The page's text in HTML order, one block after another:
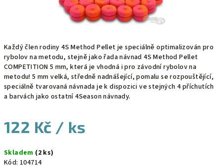
Každý člen rodiny 4S Method Pellet je speciálně optimalizován pro
rybolov na metodu, stejně jako řada návnad 4S Method Pellet
COMPETITION 5 mm, která je vhodná i pro závodní rybolov na
metodu! 5 mm velká, středně nadnášející, pomalu se rozpouštějící,
speciálně tvarovaná návnada je k dispozici ve stejných 4 příchutích
a barvách jako ostatní 4Season návnady.
122 Kč / ks
cena:
Skladem (2 ks)
Kód: 104714